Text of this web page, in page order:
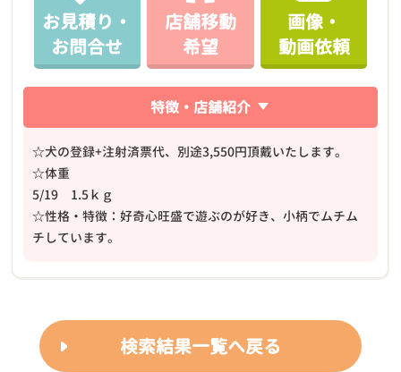
お見積り・
お問合せ
店舗移動
希望
画像・
動画依頼
特徴・店舗紹介
☆犬の登録+注射済票代、別途3,550円頂戴いたします。
☆体重
5/19 1.5ｋｇ
☆性格・特徴：好奇心旺盛で遊ぶのが好き、小柄でムチム
チしています。
検索結果一覧へ戻る